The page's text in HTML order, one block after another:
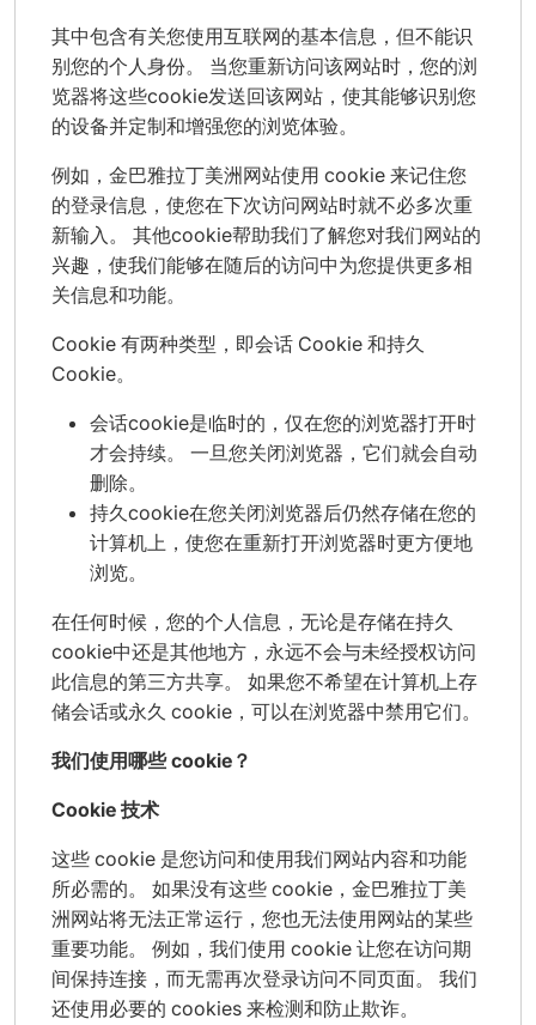
其中包含有关您使用互联网的基本信息，但不能识
别您的个人身份。 当您重新访问该网站时，您的浏
览器将这些cookie发送回该网站，使其能够识别您
的设备并定制和增强您的浏览体验。
例如，金巴雅拉丁美洲网站使用 cookie 来记住您
的登录信息，使您在下次访问网站时就不必多次重
新输入。 其他cookie帮助我们了解您对我们网站的
兴趣，使我们能够在随后的访问中为您提供更多相
关信息和功能。
Cookie 有两种类型，即会话 Cookie 和持久
Cookie。
会话cookie是临时的，仅在您的浏览器打开时
才会持续。 一旦您关闭浏览器，它们就会自动
删除。
持久cookie在您关闭浏览器后仍然存储在您的
计算机上，使您在重新打开浏览器时更方便地
浏览。
在任何时候，您的个人信息，无论是存储在持久
cookie中还是其他地方，永远不会与未经授权访问
此信息的第三方共享。 如果您不希望在计算机上存
储会话或永久 cookie，可以在浏览器中禁用它们。
我们使用哪些 cookie？
Cookie 技术
这些 cookie 是您访问和使用我们网站内容和功能
所必需的。 如果没有这些 cookie，金巴雅拉丁美
洲网站将无法正常运行，您也无法使用网站的某些
重要功能。 例如，我们使用 cookie 让您在访问期
间保持连接，而无需再次登录访问不同页面。 我们
还使用必要的 cookies 来检测和防止欺诈。